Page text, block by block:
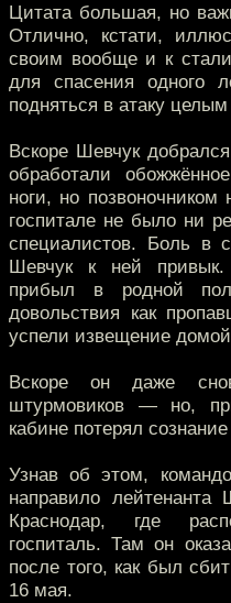
Цитата большая, но
Отлично, кстати,
своим вообще и к
для спасения одного
подняться в атаку
Вскоре Шевчук
обработали
ноги, но
госпитале не было ни
специалистов. Боль в
Шевчук к ней
прибыл в родной
довольствия как
успели извещение
Вскоре он даже
штурмовиков — но,
кабине потерял
Узнав об этом,
направило
Краснодар, где
госпиталь. Там он
после того, как был
16 мая.